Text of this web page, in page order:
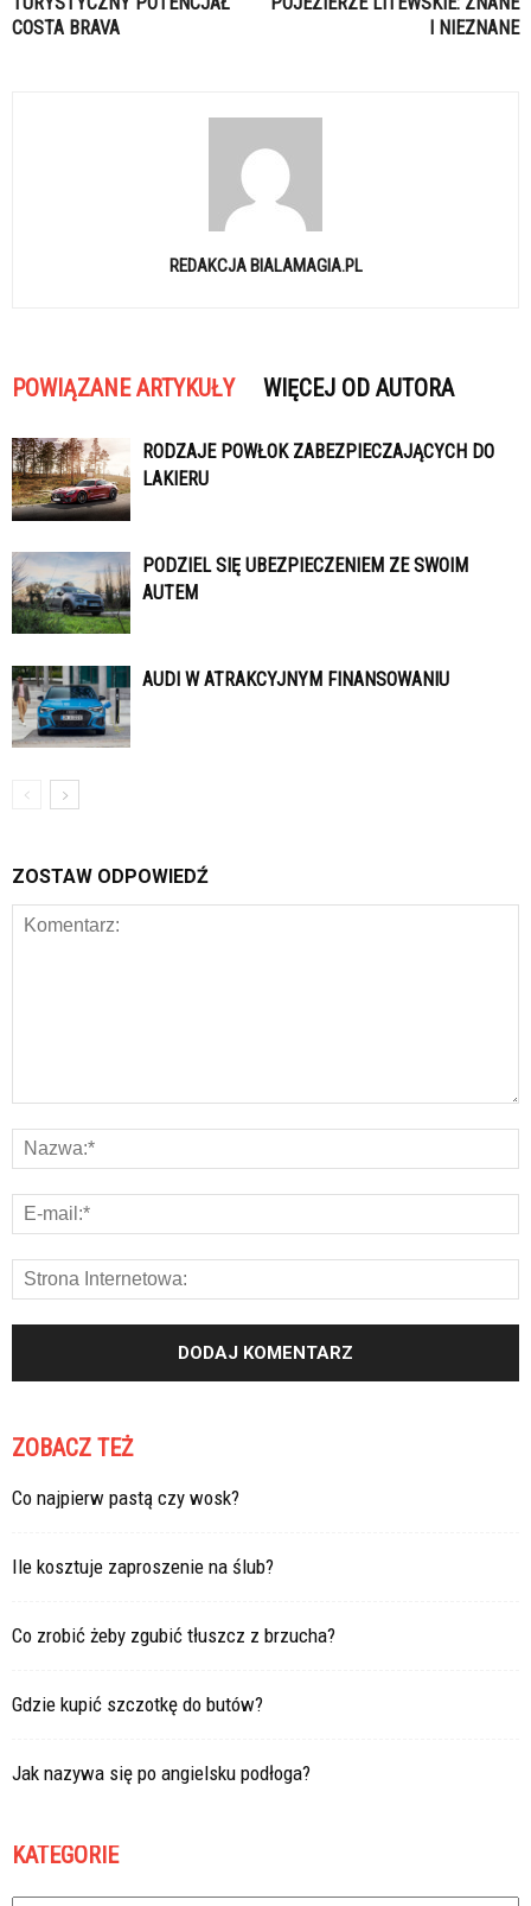
COSTA BRAVA
I NIEZNANE
REDAKCJA BIALAMAGIA.PL
POWIĄZANE ARTYKUŁY WIĘCEJ OD AUTORA
RODZAJE POWŁOK ZABEZPIECZAJĄCYCH DO
LAKIERU
PODZIEL SIĘ UBEZPIECZENIEM ZE SWOIM
AUTEM
AUDI W ATRAKCYJNYM FINANSOWANIU
ZOSTAW ODPOWIEDŹ
ZOBACZ TEŻ
Co najpierw pastą czy wosk?
Ile kosztuje zaproszenie na ślub?
Co zrobić żeby zgubić tłuszcz z brzucha?
Gdzie kupić szczotkę do butów?
Jak nazywa się po angielsku podłoga?
KATEGORIE
Kategorie